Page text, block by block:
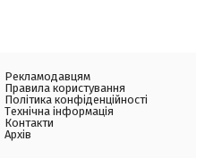
Рекламодавцям
Правила користування
Політика конфіденційності
Технічна інформація
Контакти
Архів